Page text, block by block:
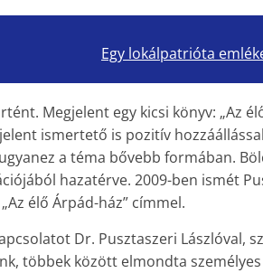
Egy lokálpatrióta
Megjelent egy kicsi könyv: „Az
ismertető is pozitív
a téma bővebb formában.
hazatérve. 2009-ben ismét
élő Árpád-ház” címmel.
Dr. Pusztaszeri Lászlóval,
többek között elmondta